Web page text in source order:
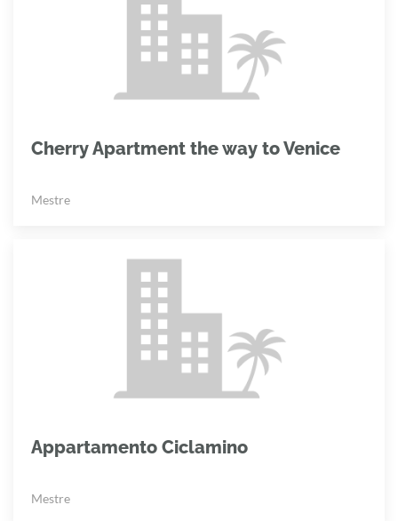
Cherry Apartment the way to Venice
Mestre
Appartamento Ciclamino
Mestre